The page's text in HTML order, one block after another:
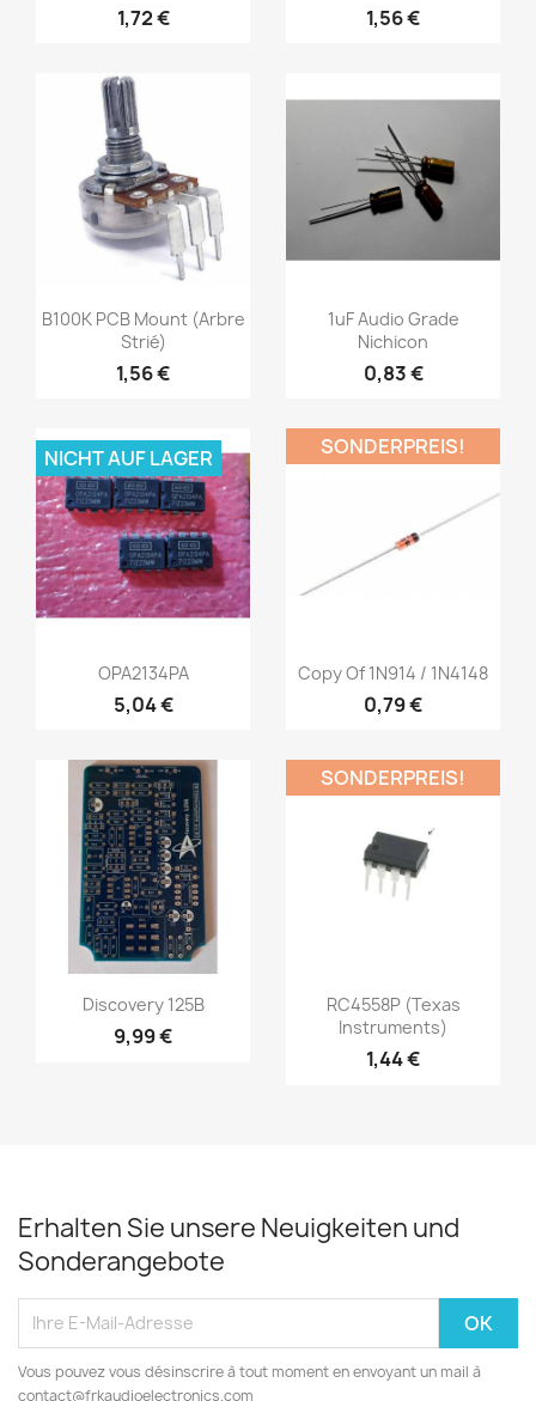
1,72 € 1,56 €
B100K PCB Mount (arbre
Strié)
1,56 €
1uF Audio Grade
Nichicon
0,83 €
OPA2134PA
5,04 €
NICHT AUF LAGER
Copy Of 1N914 / 1N4148
0,79 €
SONDERPREIS!
Discovery 125B
9,99 €
RC4558P (Texas
Instruments)
1,44 €
SONDERPREIS!
Erhalten Sie unsere Neuigkeiten und
Sonderangebote
Vous pouvez vous désinscrire à tout moment en envoyant un mail à
contact@frkaudioelectronics.com